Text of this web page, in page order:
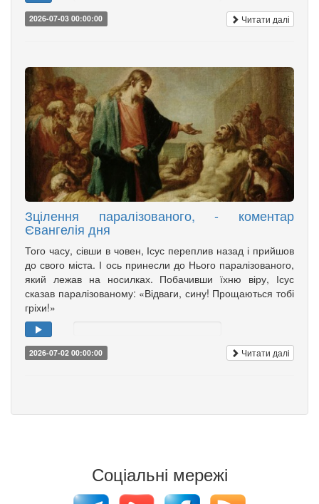
2026-07-03 00:00:00 Читати далі
Зцілення паралізованого, - коментар
Євангелія дня
Того часу, сівши в човен, Ісус переплив назад і прийшов
до свого міста. І ось принесли до Нього паралізованого,
який лежав на носилках. Побачивши їхню віру, Ісус
сказав паралізованому: «Відваги, сину! Прощаються тобі
гріхи!»
2026-07-02 00:00:00 Читати далі
Соціальні мережі